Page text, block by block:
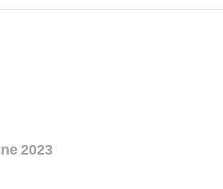
2023